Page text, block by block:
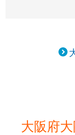
大阪府